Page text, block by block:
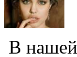
В нашей